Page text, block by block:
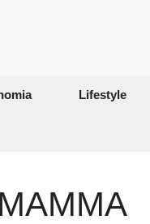
Lifestyle